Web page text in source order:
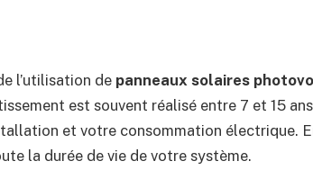
l’utilisation de panneaux solaires
est souvent réalisé entre 7 et 15
et votre consommation électrique.
la durée de vie de votre système.